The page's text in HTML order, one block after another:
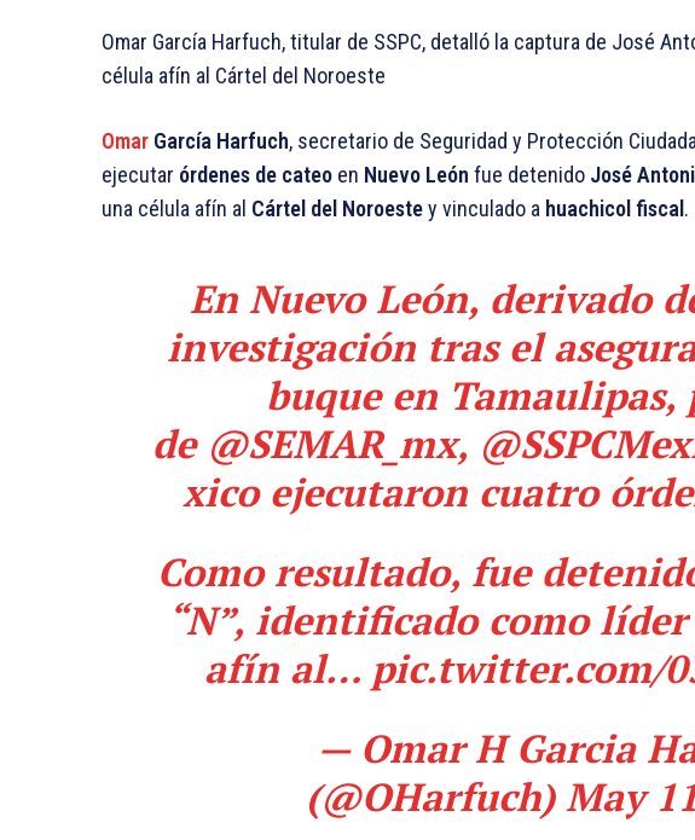
Omar García Harfuch, titular de SSPC, detalló la captura de José
célula afín al Cártel del Noroeste
Omar García Harfuch, secretario de Seguridad y Protección
ejecutar órdenes de cateo en Nuevo León fue detenido José
una célula afín al Cártel del Noroestey vinculado a huachicol fiscal .
En Nuevo León, derivado
investigación tras el
buque en Tamaulipas,
de @SEMAR_mx,
xicoejecutaron cuatro
Como resultado, fue
“N”, identificado como
afín al… pic.twitter.com/
— Omar H Garcia
(@OHarfuch)May